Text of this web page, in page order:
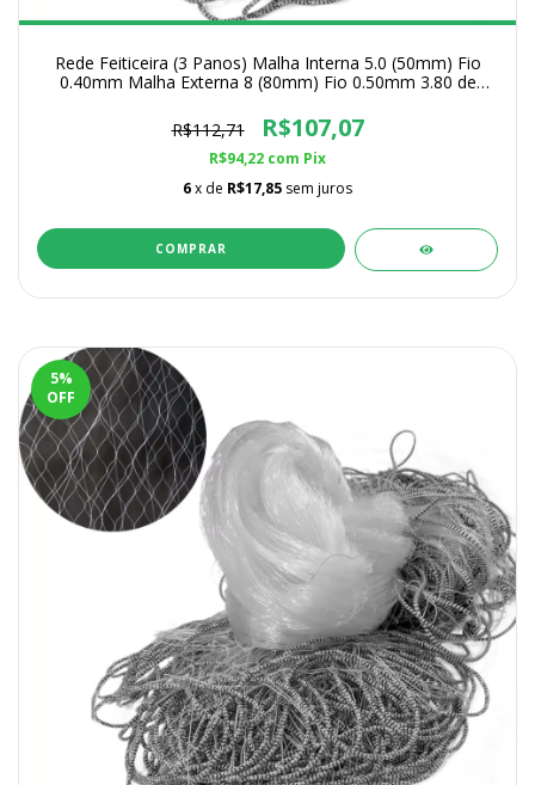
Rede Feiticeira (3 Panos) Malha Interna 5.0 (50mm) Fio
0.40mm Malha Externa 8 (80mm) Fio 0.50mm 3.80 de
R$112,71
R$107,07
R$94,22 com Pix
6x de R$17,85 sem juros
COMPRAR
5%
OFF